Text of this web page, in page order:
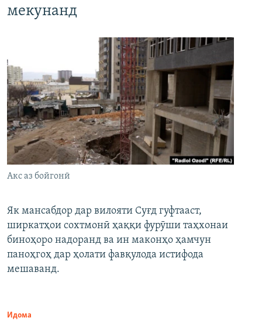
мекунанд
Акс аз бойгонӣ
Як мансабдор дар вилояти Суғд гуфтааст,
ширкатҳои сохтмонӣ ҳаққи фурӯши таҳхонаи
биноҳоро надоранд ва ин маконҳо ҳамчун
паноҳгоҳ дар ҳолати фавқулода истифода
мешаванд.
Идома